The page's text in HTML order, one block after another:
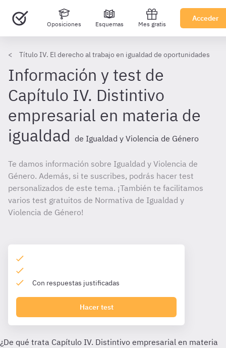
Oposiciones Esquemas Mes gratis
Acceder
Título IV. El derecho al trabajo en igualdad de oportunidades
Información y test de
Capítulo IV. Distintivo
empresarial en materia de
igualdad de Igualdad y Violencia de Género
Te damos información sobre Igualdad y Violencia de
Género. Además, si te suscribes, podrás hacer test
personalizados de este tema. ¡También te facilitamos
varios test gratuitos de Normativa de Igualdad y
Violencia de Género!
Con respuestas justificadas
Hacer test